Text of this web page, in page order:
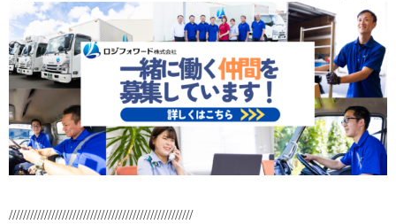
////////////////////////////////////////////////////